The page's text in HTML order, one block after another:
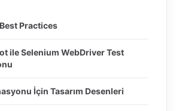
Practices
ile Selenium WebDriver Test
İçin Tasarım Desenleri